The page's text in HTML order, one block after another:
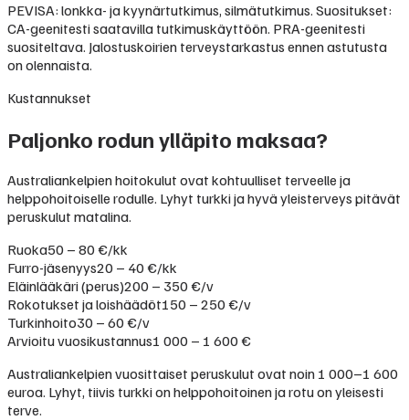
PEVISA: lonkka- ja kyynärtutkimus, silmätutkimus. Suositukset:
CA-geenitesti saatavilla tutkimuskäyttöön. PRA-geenitesti
suositeltava. Jalostuskoirien terveystarkastus ennen astutusta
on olennaista.
Kustannukset
Paljonko rodun ylläpito maksaa?
Australiankelpien hoitokulut ovat kohtuulliset terveelle ja
helppohoitoiselle rodulle. Lyhyt turkki ja hyvä yleisterveys pitävät
peruskulut matalina.
Ruoka50 – 80 €/kk
Furro-jäsenyys20 – 40 €/kk
Eläinlääkäri (perus)200 – 350 €/v
Rokotukset ja loishäädöt150 – 250 €/v
Turkinhoito30 – 60 €/v
Arvioitu vuosikustannus1 000 – 1 600 €
Australiankelpien vuosittaiset peruskulut ovat noin 1 000–1 600
euroa. Lyhyt, tiivis turkki on helppohoitoinen ja rotu on yleisesti
terve.